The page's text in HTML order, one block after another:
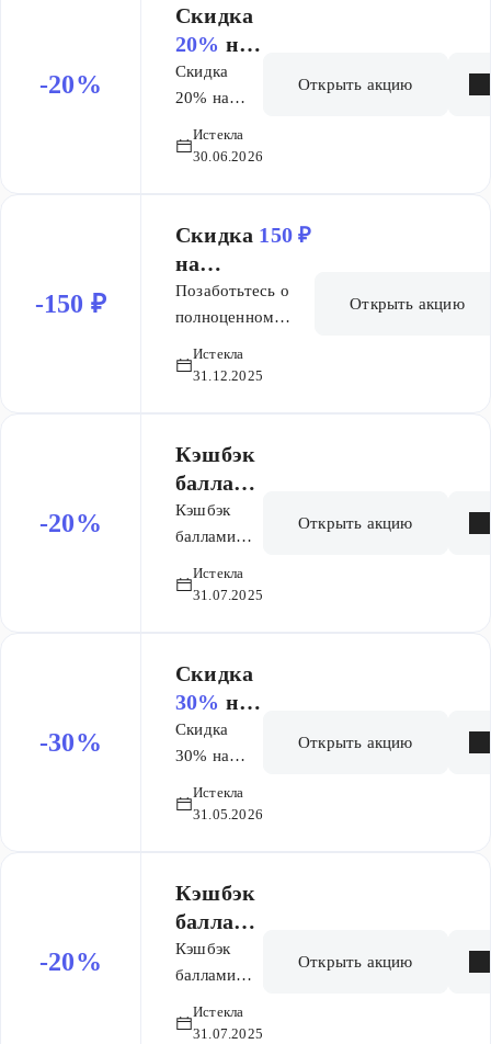
к
Корегах
в
одноми
чеке
таблеток
Корегах в
одноми
чеке
-20%
Скидка
20% на
уход для
мам и
малыше
й
Скидка
20% на
мам и
baby
Истекла
30.06.2026
Открыть акцию
-150 ₽
Скидка 150 ₽
на
Нутридринк
Нутризон
Адванст
Смесь банка
Позаботьтесь о
полноценном
выгодой —
сбалансированную
нутритивную
поддержку.
Истекла
31.12.2025
Открыть акцию
-20%
Кэшбэк
баллами
20%на
бонусну
ю карту
при
Форте
капсул
ы №14
Кэшбэк
баллами
бонусную
Линекс
Форте
капсулы
№14
Истекла
31.07.2025
Открыть акцию
-30%
Скидка
30% на
список
товаров
Виши
Капита
Скидка
30% на
товаров
Солей
Истекла
31.05.2026
Открыть акцию
-20%
Кэшбэк
баллами
20%на
бонусну
ю карту
при
Кэшбэк
баллами
бонусную
Истекла
31.07.2025
Открыть акцию